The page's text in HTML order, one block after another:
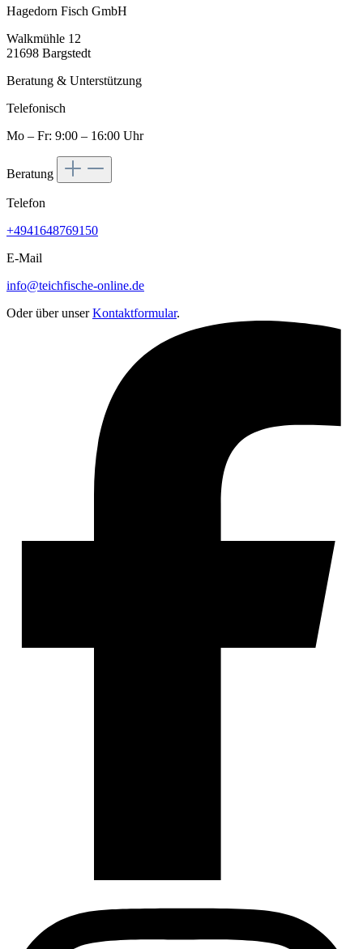
Hagedorn Fisch GmbH
Walkmühle 12
21698 Bargstedt
Beratung & Unterstützung
Telefonisch
Mo – Fr: 9:00 – 16:00 Uhr
Beratung
Telefon
+4941648769150
E-Mail
info@teichfische-online.de
Oder über unserKontaktformular.